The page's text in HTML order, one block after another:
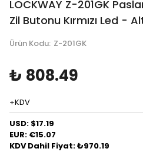
LOCKWAY Z-201GK
Zil Butonu Kırmızı Led -
Ürün Kodu: Z-201GK
₺ 808.49
+KDV
USD: $17.19
EUR: €15.07
KDV Dahil Fiyat: ₺970.19